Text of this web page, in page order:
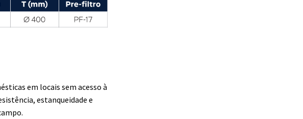
em locais sem acesso à
estanqueidade e